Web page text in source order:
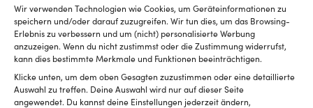
Wir verwenden Technologien wie Cookies, um Geräteinformationen zu
speichern und/oder darauf zuzugreifen. Wir tun dies, um das Browsing-
Erlebnis zu verbessern und um (nicht) personalisierte Werbung
anzuzeigen. Wenn du nicht zustimmst oder die Zustimmung widerrufst,
kann dies bestimmte Merkmale und Funktionen beeinträchtigen.
Klicke unten, um dem oben Gesagten zuzustimmen oder eine detaillierte
Auswahl zu treffen. Deine Auswahl wird nur auf dieser Seite
angewendet. Du kannst deine Einstellungen jederzeit ändern,
MwSt. inkl.